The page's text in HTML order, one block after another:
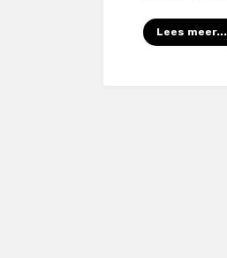
Lees meer...